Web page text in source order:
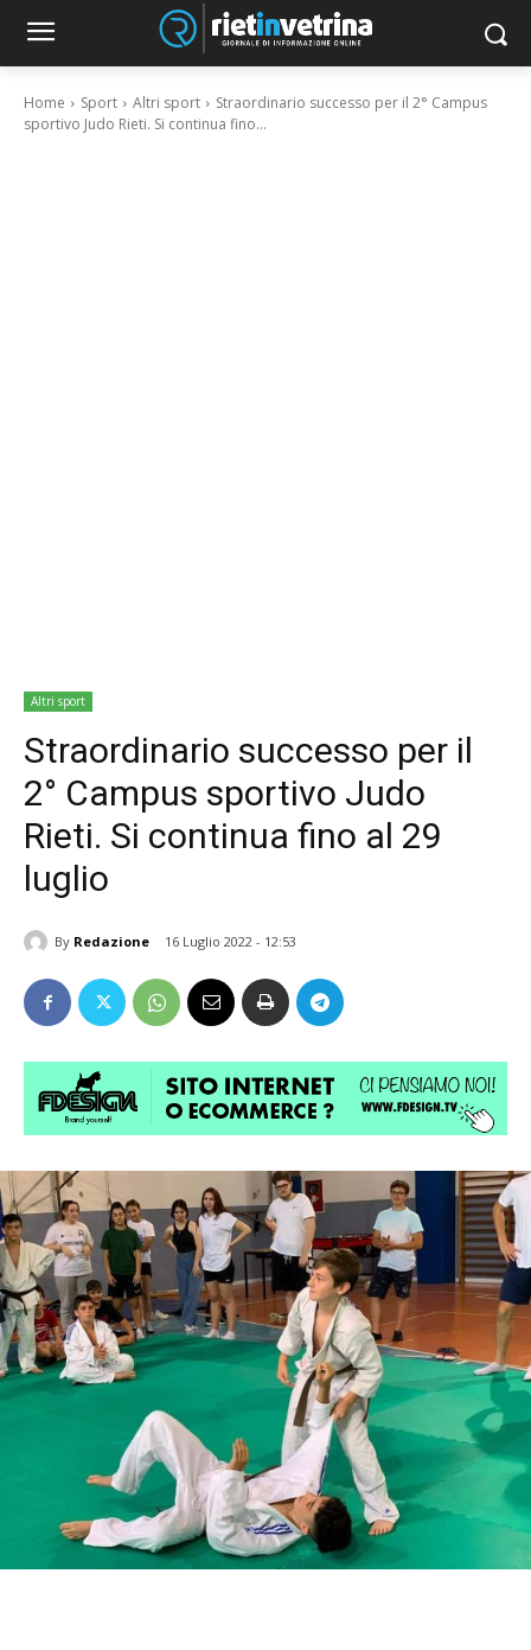
Home Sport Altri sport
Straordinario successo per il 2° Campus
sportivo Judo Rieti. Si continua fino...
Altri sport
Straordinario successo per il
2° Campus sportivo Judo
Rieti. Si continua fino al 29
luglio
By Redazione 16 Luglio 2022 - 12:53